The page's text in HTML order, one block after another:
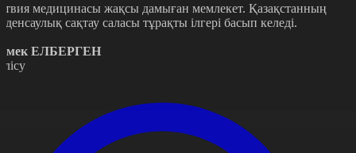
медицинасы жақсы дамыған мемлекет. Қазақстанның
денсаулық сақтау саласы тұрақты ілгері басып келеді.
ЕЛБЕРГЕН